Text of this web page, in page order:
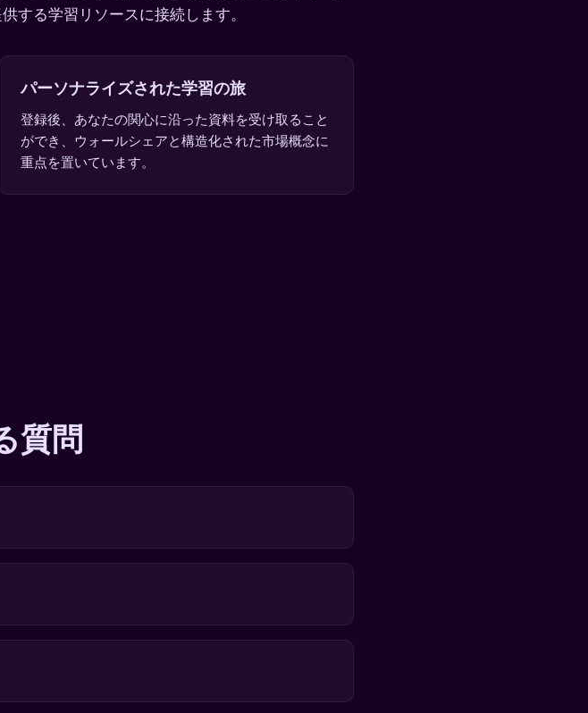
する学習リソースに接続します。
パーソナライズされた学習の旅
登録後、あなたの関心に沿った資料を受け取ること
ができ、ウォールシェアと構造化された市場概念に
重点を置いています。
質問